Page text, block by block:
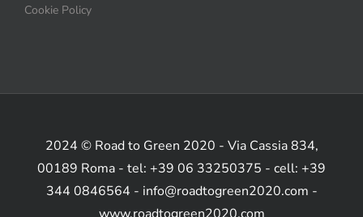
Cookie Policy
2024 © Road to Green 2020 - Via Cassia 834,
00189 Roma - tel: +39 06 33250375 - cell: +39
344 0846564 - info@roadtogreen2020.com -